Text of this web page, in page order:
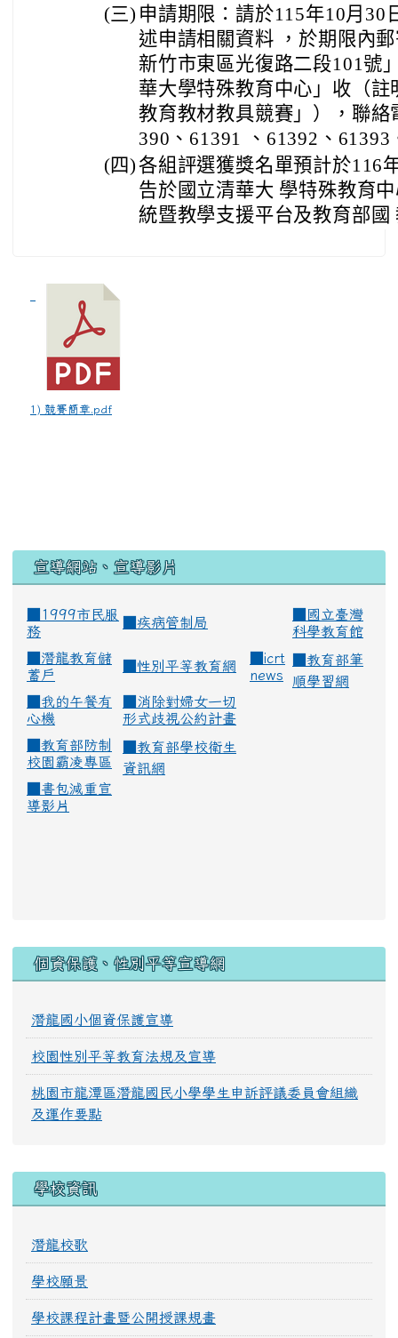
(三) 申請期限：請於115年10月30
述申請相關資料 ，於期限內
新竹市東區光復路二段101號
華大學特殊教育中心」收（
教育教材教具競賽」），聯絡
390、61391 、61392、61393
(四)各組評選獲獎名單預計於116
告於國立清華大 學特殊教育
統暨教學支援平台及教育部國
1) 競賽簡章.pdf
宣導網站、宣導影片
■1999市民服
務
疾病管制局
國立臺灣
科學教育館
潛龍教育儲
蓄戶
性別平等教育網
icrt
news
教育部筆
順學習網
我的午餐有
心機
消除對婦女一切
形式歧視公約計畫
教育部防制
校園霸凌專區
教育部學校衛生
資訊網
書包減重宣
導影片
個資保護、性別平等宣導網
潛龍國小個資保護宣導
校園性別平等教育法規及宣導
桃園市龍潭區潛龍國民小學學生申訴評議委員會組織
及運作要點
學校資訊
潛龍校歌
學校願景
學校課程計畫暨公開授課規畫